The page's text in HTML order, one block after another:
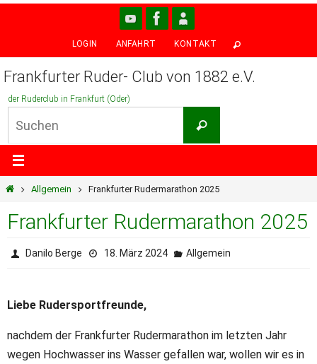
LOGIN ANFAHRT KONTAKT
Frankfurter Ruder- Club von 1882 e.V.
der Ruderclub in Frankfurt (Oder)
Suchen
StartAllgemein Frankfurter Rudermarathon 2025
Frankfurter Rudermarathon 2025
Danilo Berge 18. März 2024 Allgemein
Liebe Rudersportfreunde,
nachdem der Frankfurter Rudermarathon im letzten Jahr
wegen Hochwasser ins Wasser gefallen war, wollen wir es in